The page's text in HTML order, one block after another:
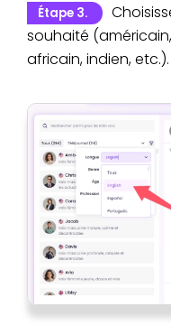
Étape 3.
souhaité
africain, indien, etc.).